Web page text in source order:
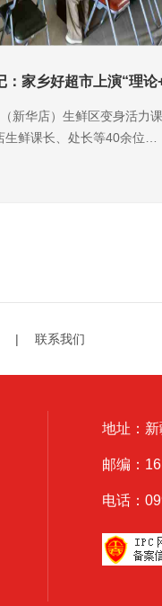
：家乡好超市上演“理
新华店）生鲜区变身活力课
鲜课长、处长等40余位核
常规的沉浸式技能提升培
| 联系我们
地址：
邮编：
电话：